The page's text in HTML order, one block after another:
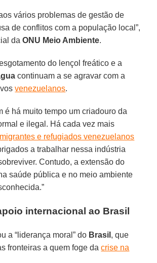
vários problemas de gestão de
de conflitos com a população local”,
daONU Meio Ambiente.
do lençol freático e a
continuam a se agravar com a
venezuelanos.
é há muito tempo um criadouro da
e ilegal. Há cada vez mais
migrantes e refugiados venezuelanos
a trabalhar nessa indústria
Contudo, a extensão do
saúde pública e no meio ambiente
internacional ao Brasil
a “liderança moral” do Brasil , que
fronteiras a quem foge dacrise na